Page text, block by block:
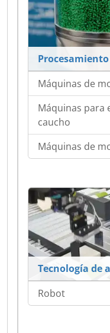
Máquinas de
Máquinas para
caucho
Máquinas de
Tecnología de
Robot